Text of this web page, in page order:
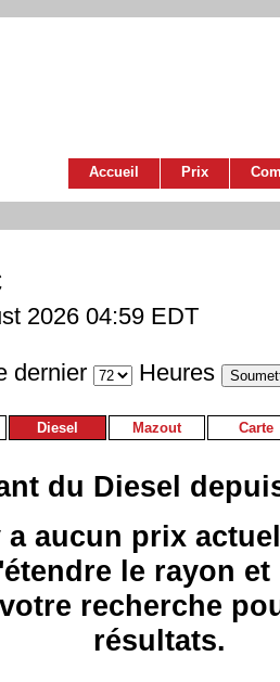
Accueil Prix
2026 04:59 EDT
dernier Heures
Diesel Mazout Carte
du Diesel
a aucun prix
le rayon
recherche
résultats.